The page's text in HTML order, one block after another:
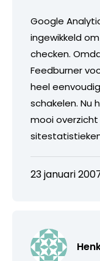
Google
ingewikkeld
checken.
Feedburner
heel
schakelen. Nu
mooi overzicht
23 januari